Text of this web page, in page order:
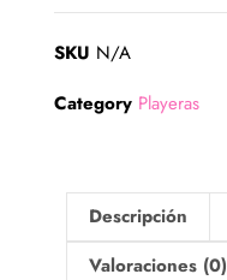
SKU N/A
Category Playeras
Descripción
Valoraciones (0)